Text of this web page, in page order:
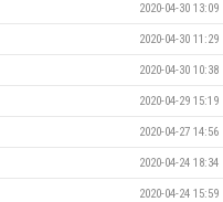
2020-04-30 13:09
2020-04-30 11:29
2020-04-30 10:38
2020-04-29 15:19
2020-04-27 14:56
2020-04-24 18:34
2020-04-24 15:59